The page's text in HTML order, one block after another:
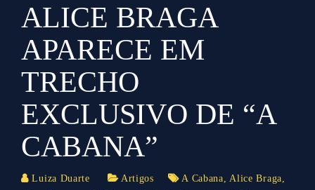
ALICE BRAGA
APARECE EM
TRECHO
EXCLUSIVO DE “A
CABANA”
Luiza Duarte Artigos A Cabana Alice Braga